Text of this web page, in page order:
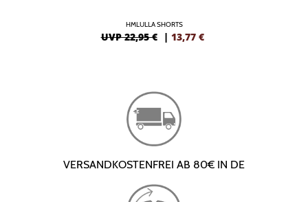
HMLULLA SHORTS
UVP 22,95 € | 13,77 €
VERSANDKOSTENFREI AB 80€ IN DE